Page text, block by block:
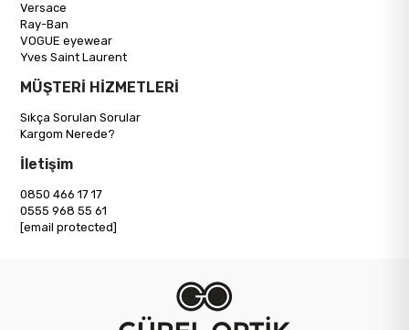
Versace
Ray-Ban
VOGUE eyewear
Yves Saint Laurent
MÜŞTERİ HİZMETLERİ
Sıkça Sorulan Sorular
Kargom Nerede?
İletişim
0850 466 17 17
0555 968 55 61
[email protected]